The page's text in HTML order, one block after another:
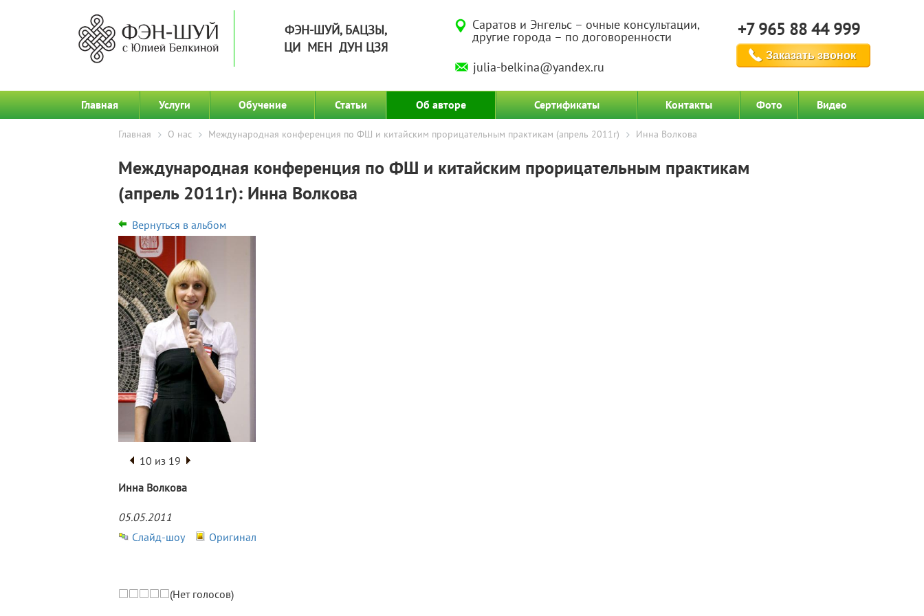
ФЭН-ШУЙ, БАЦЗЫ,
ЦИ МЕН ДУН ЦЗЯ
Саратов и Энгельс – очные консультации,
другие города – по договоренности
julia-belkina@yandex.ru
+7 965 88 44 999
Заказать звонок
Главная Услуги Обучение Статьи Об авторе Сертификаты Контакты Фото Видео
Главная О нас Международная конференция по ФШ и китайским прорицательным практикам (апрель 2011г) Инна Волкова
Международная конференция по ФШ и китайским прорицательным практикам
(апрель 2011г): Инна Волкова
Вернуться в альбом
10 из 19
Инна Волкова
05.05.2011
Слайд-шоу
Оригинал
(Нет голосов)